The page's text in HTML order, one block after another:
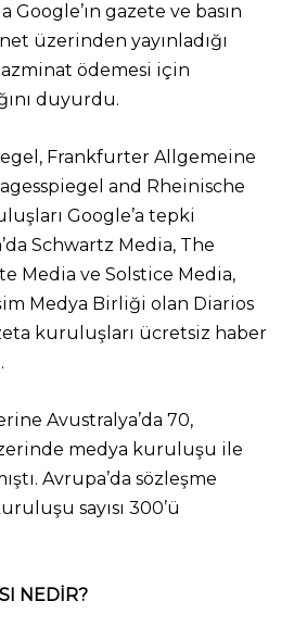
gazete ve basın
üzerinden yayınladığı
ödemesi için
duyurdu.
Frankfurter Allgemeine
and Rheinische
Google’a tepki
Schwartz Media, The
Media ve Solstice Media,
Medya Birliği olan Diarios
kuruluşları ücretsiz haber
Avustralya’da 70,
medya kuruluşu ile
Avrupa’da sözleşme
sayısı 300’ü
NEDİR?